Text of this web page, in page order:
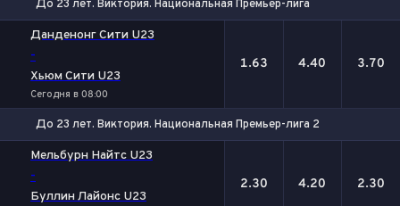
До 23 лет. Виктория. Национальная Премьер-лига
Данденонг Сити U23
-
Хьюм Сити U23
Сегодня в 08:00
1.63 4.40 3.70
До 23 лет. Виктория. Национальная Премьер-лига 2
Мельбурн Найтс U23
-
Буллин Лайонс U23
2.30 4.20 2.30